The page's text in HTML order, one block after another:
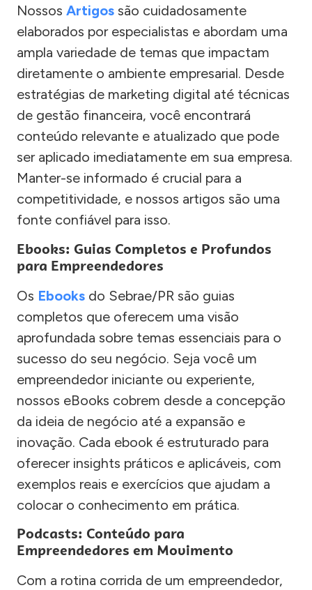
Nossos Artigos são cuidadosamente
elaborados por especialistas e abordam uma
ampla variedade de temas que impactam
diretamente o ambiente empresarial. Desde
estratégias de marketing digital até técnicas
de gestão financeira, você encontrará
conteúdo relevante e atualizado que pode
ser aplicado imediatamente em sua empresa.
Manter-se informado é crucial para a
competitividade, e nossos artigos são uma
fonte confiável para isso.
Ebooks: Guias Completos e Profundos
para Empreendedores
Os Ebooks do Sebrae/PR são guias
completos que oferecem uma visão
aprofundada sobre temas essenciais para o
sucesso do seu negócio. Seja você um
empreendedor iniciante ou experiente,
nossos eBooks cobrem desde a concepção
da ideia de negócio até a expansão e
inovação. Cada ebook é estruturado para
oferecer insights práticos e aplicáveis, com
exemplos reais e exercícios que ajudam a
colocar o conhecimento em prática.
Podcasts: Conteúdo para
Empreendedores em Movimento
Com a rotina corrida de um empreendedor,